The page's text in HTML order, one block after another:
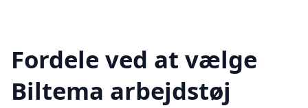
Fordele ved at vælge
Biltema arbejdstøj